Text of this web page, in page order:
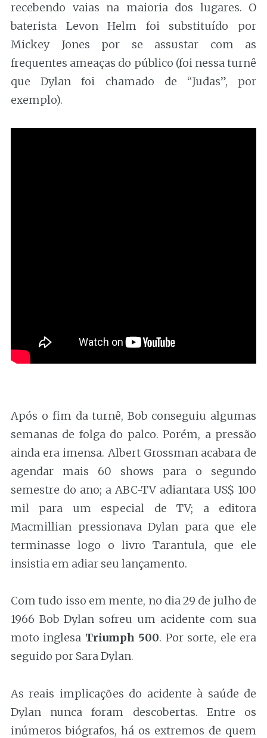
recebendo vaias na maioria dos lugares. O
baterista Levon Helm foi substituído por
Mickey Jones por se assustar com as
frequentes ameaças do público (foi nessa turnê
que Dylan foi chamado de “Judas”, por
exemplo).
Após o fim da turnê, Bob conseguiu algumas
semanas de folga do palco. Porém, a pressão
ainda era imensa. Albert Grossman acabara de
agendar mais 60 shows para o segundo
semestre do ano; a ABC-TV adiantara US$ 100
mil para um especial de TV; a editora
Macmillian pressionava Dylan para que ele
terminasse logo o livro Tarantula, que ele
insistia em adiar seu lançamento.
Com tudo isso em mente, no dia 29 de julho de
1966 Bob Dylan sofreu um acidente com sua
moto inglesa Triumph 500. Por sorte, ele era
seguido por Sara Dylan.
As reais implicações do acidente à saúde de
Dylan nunca foram descobertas. Entre os
inúmeros biógrafos, há os extremos de quem